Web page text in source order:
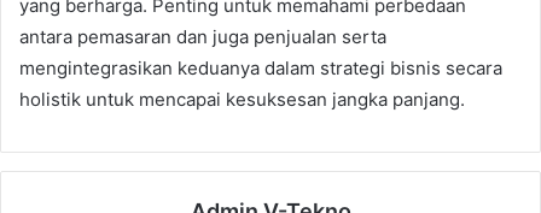
yang berharga. Penting untuk memahami perbedaan
antara pemasaran dan juga penjualan serta
mengintegrasikan keduanya dalam strategi bisnis secara
holistik untuk mencapai kesuksesan jangka panjang.